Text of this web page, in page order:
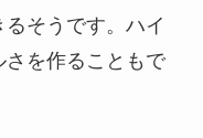
そうです。ハイ
さを作ることもで